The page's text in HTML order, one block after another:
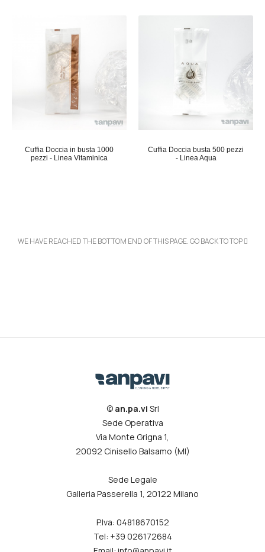
Cuffia Doccia in busta 1000
pezzi - Linea Vitaminica
Cuffia Doccia busta 500 pezzi
- Linea Aqua
WE HAVE REACHED THE BOTTOM END OF THIS PAGE.GO BACK TO TOP
© an.pa.vi Srl
Sede Operativa
Via Monte Grigna 1,
20092 Cinisello Balsamo (MI)
Sede Legale
Galleria Passerella 1, 20122 Milano
P.Iva: 04818670152
Tel: +39 026172684